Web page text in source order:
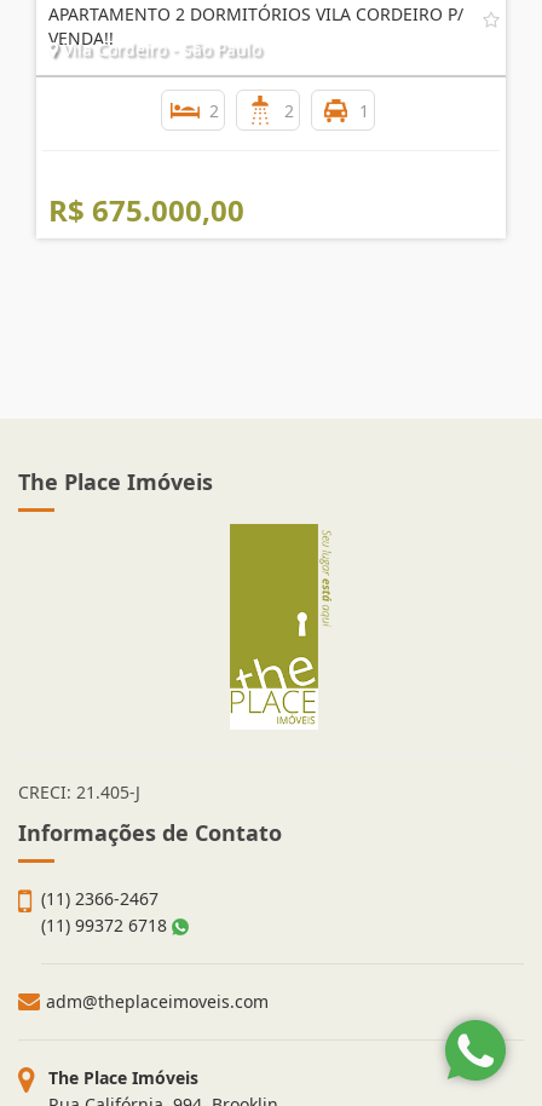
APARTAMENTO 2 DORMITÓRIOS VILA CORDEIRO P/
VENDA!!
Vila Cordeiro - São Paulo
2 2 1
R$ 675.000,00
The Place Imóveis
CRECI: 21.405-J
Informações de Contato
(11) 2366-2467
(11) 99372 6718
adm@theplaceimoveis.com
The Place Imóveis